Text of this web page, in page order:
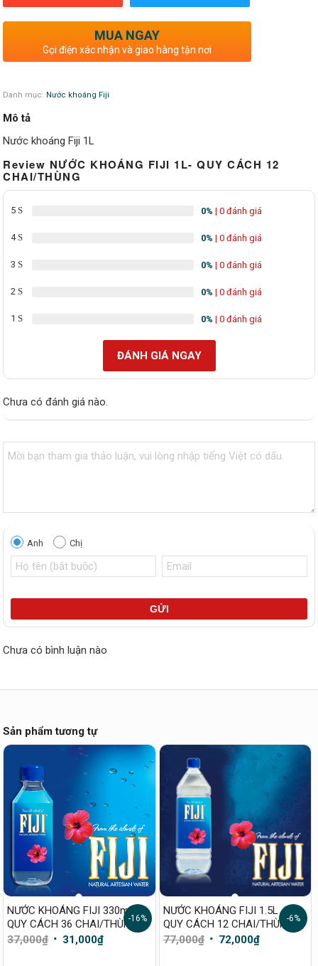
MUA NGAY
Gọi điện xác nhận và giao hàng tận nơi
Danh mục: Nước khoáng Fiji
Mô tả
Nước khoáng Fiji 1L
Review NƯỚC KHOÁNG FIJI 1L- QUY CÁCH 12
CHAI/THÙNG
5 0% | 0 đánh giá
4 0% | 0 đánh giá
3 0% | 0 đánh giá
2 0% | 0 đánh giá
1 0% | 0 đánh giá
ĐÁNH GIÁ NGAY
Chưa có đánh giá nào.
Anh Chị
GỬI
Chưa có bình luận nào
Sản phẩm tương tự
NƯỚC KHOÁNG FIJI 330ml –
QUY CÁCH 36 CHAI/THÙNG
37,000₫ Giá31,000₫Giá
-16%
NƯỚC KHOÁNG FIJI 1.5L –
QUY CÁCH 12 CHAI/THÙNG
77,000₫ Giá72,000₫Giá
-6%